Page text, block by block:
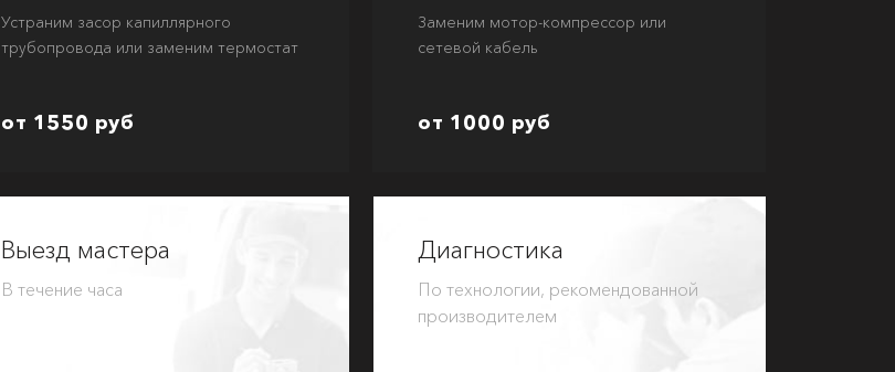
Устраним засор капиллярного
трубопровода или заменим термостат
от 1550 руб
Заменим мотор-компрессор или
сетевой кабель
от 1000 руб
Выезд мастера
В течение часа
Диагностика
По технологии, рекомендованной
производителем